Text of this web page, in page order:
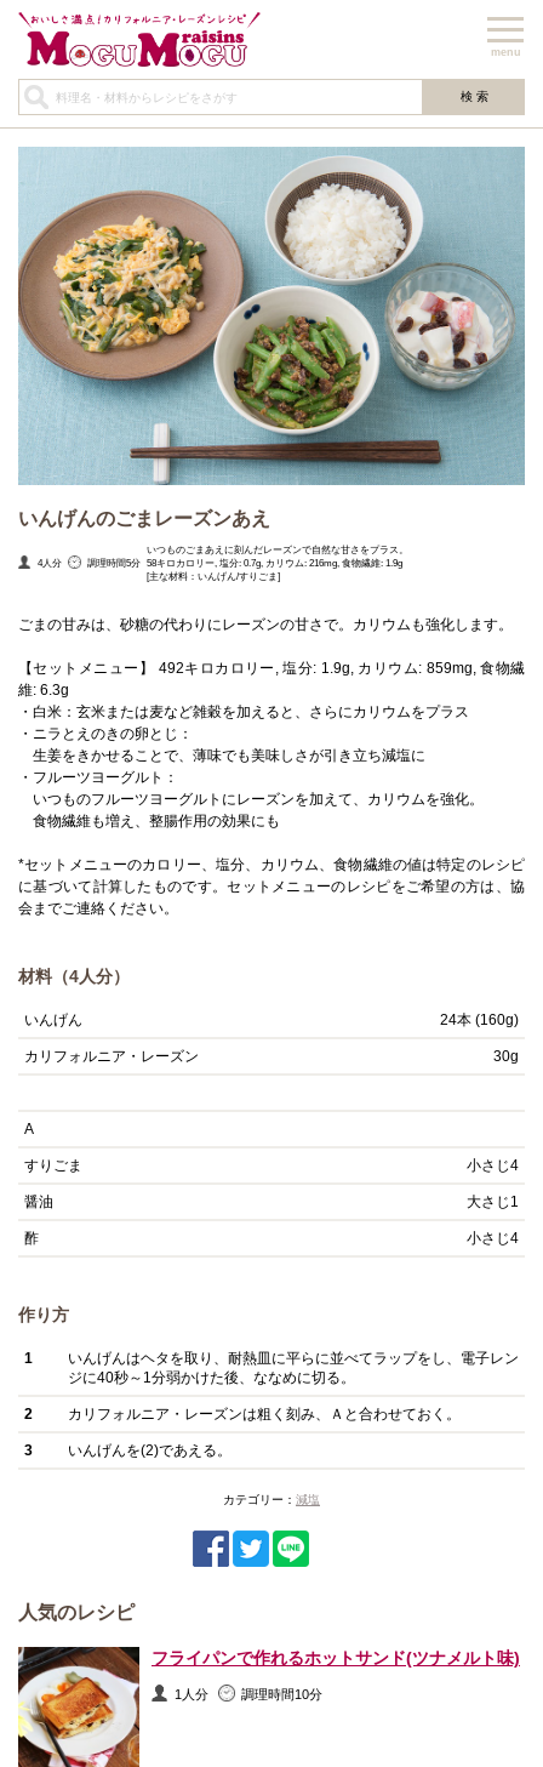
menu
いんげんのごまレーズンあえ
4人分 調理時間5分
いつものごまあえに刻んだレーズンで自然な甘さをプラス。
58キロカロリー, 塩分: 0.7g, カリウム: 216mg, 食物繊維: 1.9g
[主な材料：いんげん/すりごま]
ごまの甘みは、砂糖の代わりにレーズンの甘さで。カリウムも強化します。
【セットメニュー】 492キロカロリー, 塩分: 1.9g, カリウム: 859mg, 食物繊
維: 6.3g
・白米：玄米または麦など雑穀を加えると、さらにカリウムをプラス
・ニラとえのきの卵とじ：
生姜をきかせることで、薄味でも美味しさが引き立ち減塩に
・フルーツヨーグルト：
いつものフルーツヨーグルトにレーズンを加えて、カリウムを強化。
食物繊維も増え、整腸作用の効果にも
*セットメニューのカロリー、塩分、カリウム、食物繊維の値は特定のレシピ
に基づいて計算したものです。セットメニューのレシピをご希望の方は、協
会までご連絡ください。
材料（4人分）
いんげん 24本 (160g)
カリフォルニア・レーズン 30g
A
すりごま 小さじ4
醤油 大さじ1
酢 小さじ4
作り方
1
いんげんはヘタを取り、耐熱皿に平らに並べてラップをし、電子レン
ジに40秒～1分弱かけた後、ななめに切る。
2 カリフォルニア・レーズンは粗く刻み、Ａと合わせておく。
3 いんげんを(2)であえる。
カテゴリー： 減塩
人気のレシピ
フライパンで作れるホットサンド(ツナメルト味)
1人分 調理時間10分